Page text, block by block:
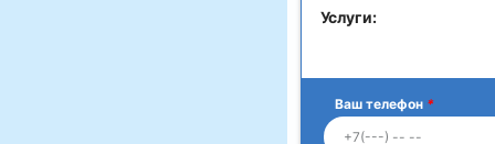
Услуги:
Ваш телефон *